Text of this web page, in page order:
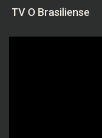
TV O Brasiliense